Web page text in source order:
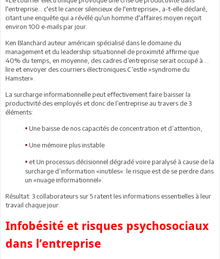
l'entreprise… c'est le cancer silencieux de l'entreprise», a-t-elle déclaré,
citant une enquête qui a révélé qu'un homme d'affaires moyen reçoit
environ 100 e-mails par jour.
Ken Blanchard auteur américain spécialisé dans le domaine du
management et du leadership situationnel de proximité affirme que
40% du temps, en moyenne, des cadres d’entreprise serait occupé à …
lire et envoyer des courriers électroniques.C’estle «syndrome du
Hamster».
La surcharge informationnelle peut effectivement faire baisser la
productivité des employés et donc de l’entreprise au travers de 3
éléments:
• Une baisse de nos capacités de concentration et d’attention,
• Une mémoire plus instable
• et Un processus décisionnel dégradé voire paralysé à cause de la
surcharge d’information «inutiles»: le risque est de se perdre dans
un «nuage informationnel».
Résultat: 3 collaborateurs sur 5 ratent les informations essentielles à leur
travail chaque jour.
Infobésité et risques psychosociaux
dans l’entreprise